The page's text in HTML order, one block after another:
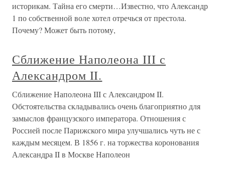
историкам. Тайна его смерти…Известно, что Александр
1 по собственной воле хотел отречься от престола.
Почему? Может быть потому,
Сближение Наполеона III с
Александром II.
Сближение Наполеона III с Александром II.
Обстоятельства складывались очень благоприятно для
замыслов французского императора. Отношения с
Россией после Париж­ского мира улучшались чуть не с
каждым месяцем. В 1856 г. на торжества коронования
Александра II в Москве Наполеон